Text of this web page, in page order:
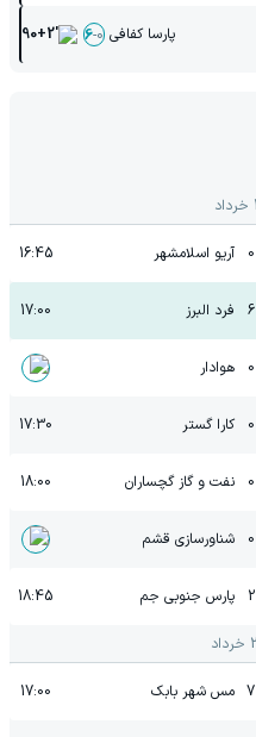
90+2' 0
-
6 پارسا کفافی
0 آریو اسلامشهر 16:45
6 فرد البرز 17:00
0 هوادار
0 کارا گستر 17:30
0 نفت و گاز گچساران 18:00
0 شناورسازی قشم
2 پارس جنوبی جم 18:45
7 مس شهر بابک 17:00